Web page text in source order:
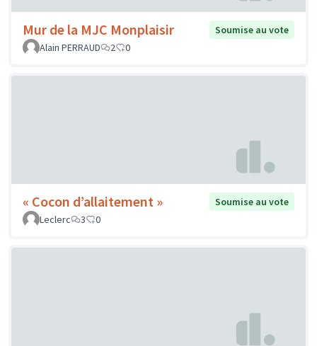
Mur de la MJC Monplaisir
Soumise au vote
Alain PERRAUD
2 0
« Cocon d’allaitement »
Soumise au vote
Leclerc
3 0